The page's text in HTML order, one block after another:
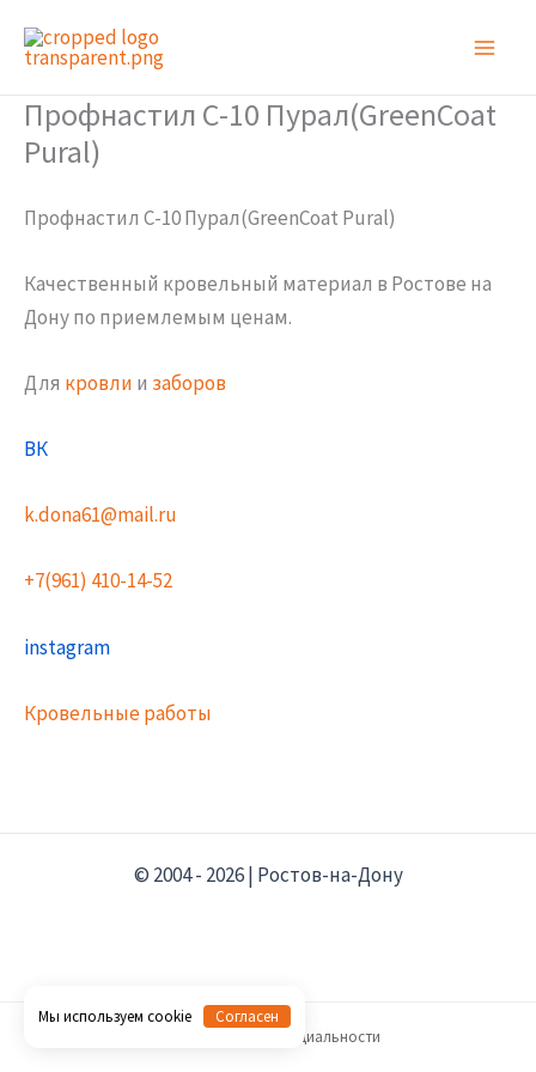
Профнастил С-10 Пурал(GreenCoat
Pural)
Профнастил С-10 Пурал(GreenCoat Pural)
Качественный кровельный материал в Ростове на
Дону по приемлемым ценам.
Для кровли и заборов
ВК
k.dona61@mail.ru
+7(961) 410-14-52
instagram
Кровельные работы
© 2004 - 2026 | Ростов-на-Дону
Политика конфиденциальности
Мы используем cookie Согласен